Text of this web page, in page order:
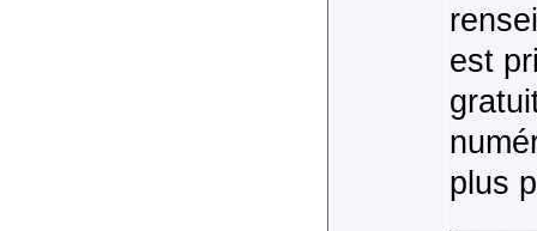
est
plus